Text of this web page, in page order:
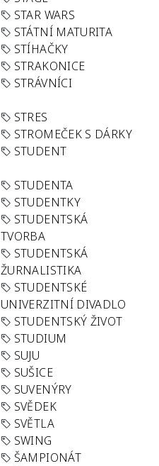
STAR WARS
STÁTNÍ MATURITA
STÍHAČKY
STRAKONICE
STRÁVNÍCI
STRES
STROMEČEK S DÁRKY
STUDENT
STUDENTA
STUDENTKY
STUDENTSKÁ
TVORBA
STUDENTSKÁ
ŽURNALISTIKA
STUDENTSKÉ
UNIVERZITNÍ DIVADLO
STUDENTSKÝ ŽIVOT
STUDIUM
SUJU
SUŠICE
SUVENÝRY
SVĚDEK
SVĚTLA
SWING
ŠAMPIONÁT